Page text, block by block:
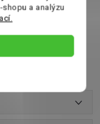
a analýzu
Lučenec 984 01,
Lučenec 984 01,